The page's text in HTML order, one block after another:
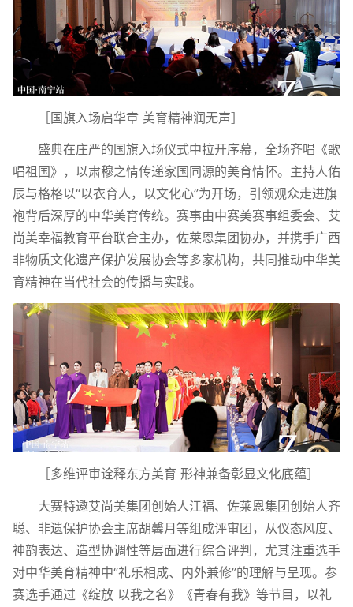
［国旗入场启华章 美育精神润无声］
盛典在庄严的国旗入场仪式中拉开序幕，全场齐唱《歌
唱祖国》，以肃穆之情传递家国同源的美育情怀。主持人佑
辰与格格以“以衣育人，以文化心”为开场，引领观众走进旗
袍背后深厚的中华美育传统。赛事由中赛美赛事组委会、艾
尚美幸福教育平台联合主办，佐莱恩集团协办，并携手广西
非物质文化遗产保护发展协会等多家机构，共同推动中华美
育精神在当代社会的传播与实践。
［多维评审诠释东方美育 形神兼备彰显文化底蕴］
大赛特邀艾尚美集团创始人江福、佐莱恩集团创始人齐
聪、非遗保护协会主席胡馨月等组成评审团，从仪态风度、
神韵表达、造型协调性等层面进行综合评判，尤其注重选手
对中华美育精神中“礼乐相成、内外兼修”的理解与呈现。参
赛选手通过《绽放 以我之名》《青春有我》等节目，以礼